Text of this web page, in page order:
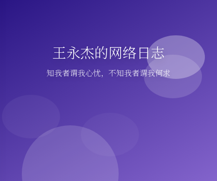
王永杰的网络日志
知我者谓我心忧，不知我者谓我何求